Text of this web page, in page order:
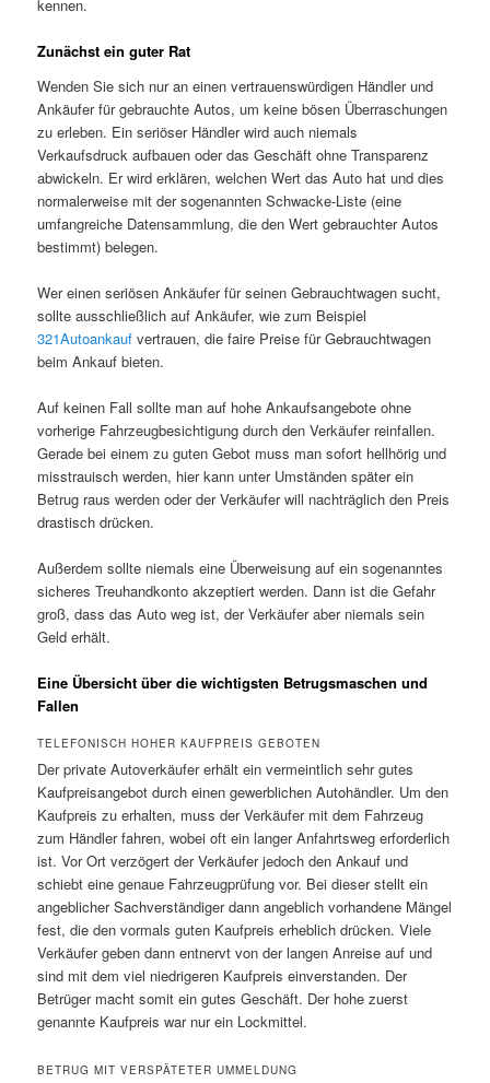
kennen.
Zunächst ein guter Rat
Wenden Sie sich nur an einen vertrauenswürdigen Händler und
Ankäufer für gebrauchte Autos, um keine bösen Überraschungen
zu erleben. Ein seriöser Händler wird auch niemals
Verkaufsdruck aufbauen oder das Geschäft ohne Transparenz
abwickeln. Er wird erklären, welchen Wert das Auto hat und dies
normalerweise mit der sogenannten Schwacke-Liste (eine
umfangreiche Datensammlung, die den Wert gebrauchter Autos
bestimmt) belegen.
Wer einen seriösen Ankäufer für seinen Gebrauchtwagen sucht,
sollte ausschließlich auf Ankäufer, wie zum Beispiel
321Autoankauf vertrauen, die faire Preise für Gebrauchtwagen
beim Ankauf bieten.
Auf keinen Fall sollte man auf hohe Ankaufsangebote ohne
vorherige Fahrzeugbesichtigung durch den Verkäufer reinfallen.
Gerade bei einem zu guten Gebot muss man sofort hellhörig und
misstrauisch werden, hier kann unter Umständen später ein
Betrug raus werden oder der Verkäufer will nachträglich den Preis
drastisch drücken.
Außerdem sollte niemals eine Überweisung auf ein sogenanntes
sicheres Treuhandkonto akzeptiert werden. Dann ist die Gefahr
groß, dass das Auto weg ist, der Verkäufer aber niemals sein
Geld erhält.
Eine Übersicht über die wichtigsten Betrugsmaschen und
Fallen
TELEFONISCH HOHER KAUFPREIS GEBOTEN
Der private Autoverkäufer erhält ein vermeintlich sehr gutes
Kaufpreisangebot durch einen gewerblichen Autohändler. Um den
Kaufpreis zu erhalten, muss der Verkäufer mit dem Fahrzeug
zum Händler fahren, wobei oft ein langer Anfahrtsweg erforderlich
ist. Vor Ort verzögert der Verkäufer jedoch den Ankauf und
schiebt eine genaue Fahrzeugprüfung vor. Bei dieser stellt ein
angeblicher Sachverständiger dann angeblich vorhandene Mängel
fest, die den vormals guten Kaufpreis erheblich drücken. Viele
Verkäufer geben dann entnervt von der langen Anreise auf und
sind mit dem viel niedrigeren Kaufpreis einverstanden. Der
Betrüger macht somit ein gutes Geschäft. Der hohe zuerst
genannte Kaufpreis war nur ein Lockmittel.
BETRUG MIT VERSPÄTETER UMMELDUNG